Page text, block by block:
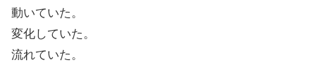
動いていた。
変化していた。
流れていた。